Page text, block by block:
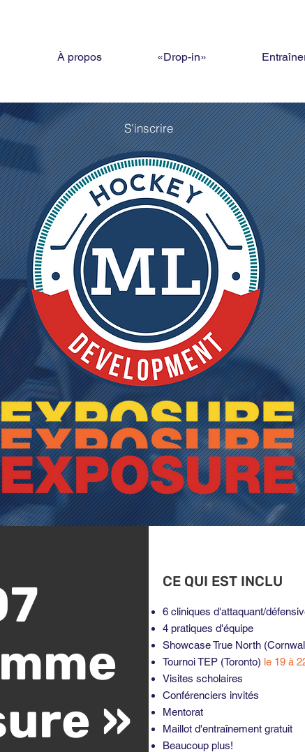
À propos «Drop-in»
S'inscrire
»
CE QUI EST INCLU
6 cliniques d'attaquant/
4 pratiques d'équipe
Showcase True North
Tournoi TEP (Toronto) le 19 à
Visites scholaires
Conférenciers invités
Mentorat
Maillot d'entraînement gratuit
Beaucoup plus!